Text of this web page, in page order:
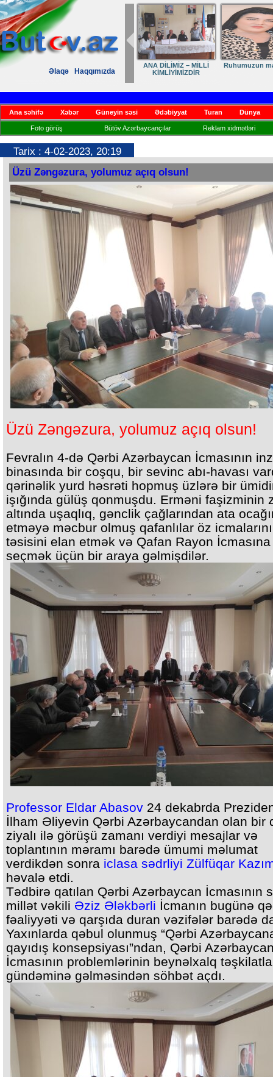
Əlaqə Haqqımızda
ANA DİLİMİZ – MİLLİ
KİMLİYİMİZDİR
Ruhumuzun
Ana səhifə Xəbər Güneyin səsi Ədəbiyyat Turan Dünya
Foto görüş Bütöv Azərbaycançılar Reklam xidmətləri
Tarix : 4-02-2023, 20:19
Üzü Zəngəzura, yolumuz açıq olsun!
Üzü Zəngəzura, yolumuz açıq olsun!
Fevralın 4-də Qərbi Azərbaycan İcmasının
binasında bir coşqu, bir sevinc abı-havası
qərinəlik yurd həsrəti hopmuş üzlərə bir
işığında gülüş qonmuşdu. Erməni faşizminin
altında uşaqlıq, gənclik çağlarından ata
etməyə məcbur olmuş qafanlılar öz
təsisini elan etmək və Qafan Rayon
seçmək üçün bir araya gəlmişdilər.
Professor Eldar Abasov 24 dekabrda
İlham Əliyevin Qərbi Azərbaycandan olan bir
ziyalı ilə görüşü zamanı verdiyi mesajlar və
toplantının məramı barədə ümumi məlumat
verdikdən sonra iclasa sədrliyi Zülfüqar
həvalə etdi.
Tədbirə qatılan Qərbi Azərbaycan İcmasının
millət vəkili Əziz Ələkbərli İcmanın bugünə
fəaliyyəti və qarşıda duran vəzifələr barədə
Yaxınlarda qəbul olunmuş “Qərbi
qayıdış konsepsiyası”ndan, Qərbi
İcmasının problemlərinin beynəlxalq
gündəminə gəlməsindən söhbət açdı.